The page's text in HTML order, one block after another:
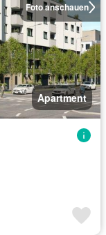
Foto anschauen
Apartment